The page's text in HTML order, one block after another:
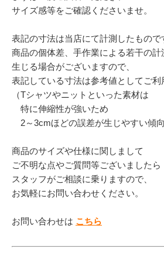
サイズ感等をご確認くださいませ。
表記の寸法は当店にて計測したもので
商品の個体差、手作業による若干の計
生じる場合がございますので、
表記している寸法は参考値としてご利
（Tシャツやニットといった素材は
特に伸縮性が強いため
2～3cmほどの誤差が生じやすい傾向
商品のサイズや仕様に関しまして
ご不明な点やご質問等ございましたら
スタッフがご相談に乗りますので、
お気軽にお問い合わせください。
お問い合わせは こちら